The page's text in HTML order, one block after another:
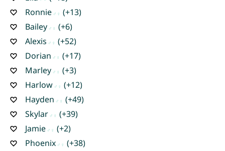
Ronnie
(+13)
Bailey
(+6)
Alexis
(+52)
Dorian
(+17)
Marley
(+3)
Harlow
(+12)
Hayden
(+49)
Skylar
(+39)
Jamie
(+2)
Phoenix
(+38)